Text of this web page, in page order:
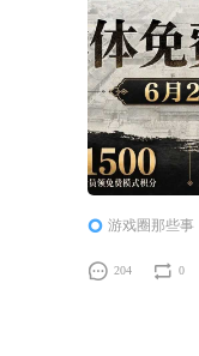
游戏圈那些事
204 0